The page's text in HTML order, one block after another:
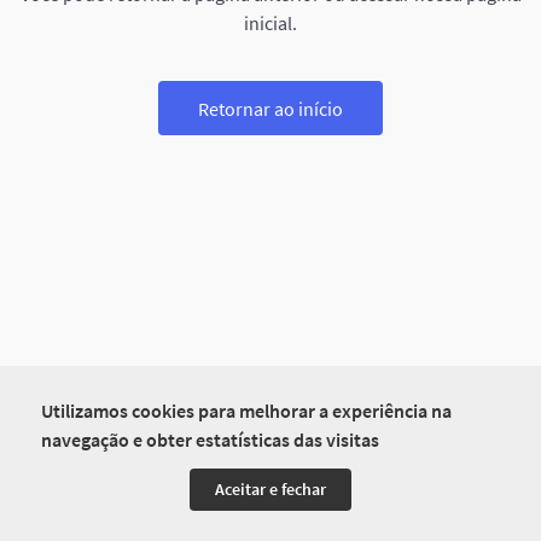
Utilizamos cookies para melhorar a experiência na
navegação e obter estatísticas das visitas
Aceitar e fechar
inicial.
Retornar ao início